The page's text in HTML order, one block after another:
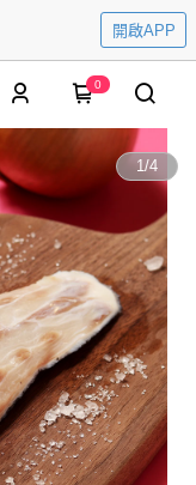
開啟APP
0
1/4